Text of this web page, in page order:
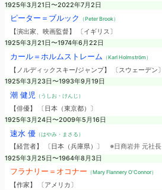
1925年3月21日〜2022年7月2日
ピーター＝ブルック （Peter Brook）
【演出家、映画監督】 〔イギリス〕
1925年3月21日〜1974年6月22日
カール＝ホルムストレーム （Karl Holmström）
【ノルディックスキー/ジャンプ】 〔スウェーデン〕
1925年3月23日〜1993年9月19日
潮 健児 （うしお・けんじ）
【俳優】 〔日本（東京都）〕
1925年3月24日〜2009年5月16日
速水 優（はやみ・まさる）
【経営者】 〔日本（兵庫県）〕 ※日商岩井 元社長
1925年3月25日〜1964年8月3日
フラナリー＝オコナー （Mary Flannery O'Connor）
【作家】 〔アメリカ〕